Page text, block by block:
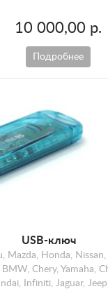
10 000,00 р.
Подробнее
USB-ключ
Mazda, Honda,
Chery, Yamaha,
Infiniti, Jaguar,